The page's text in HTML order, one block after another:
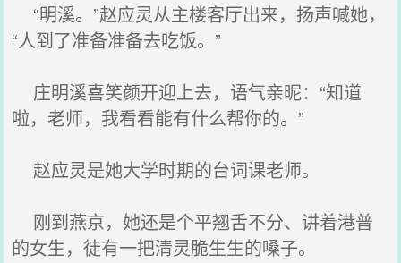
“明溪。”赵应灵从主楼客厅出来，扬声喊她，
“人到了准备准备去吃饭。”
庄明溪喜笑颜开迎上去，语气亲昵：“知道
啦，老师，我看看能有什么帮你的。”
赵应灵是她大学时期的台词课老师。
刚到燕京，她还是个平翘舌不分、讲着港普
的女生，徒有一把清灵脆生生的嗓子。